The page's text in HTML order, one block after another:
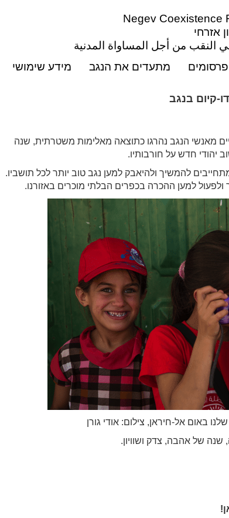
Negev Coexistence
אזרחי
النقب من أجل المساواة المدنية
מתעדים את הנגב מידע שימושי
מאנשי הנגב נהרגו כתוצאה מאלימות משטרתית, שנה
יהודי חדש על חורבותיו.
להמשיך ולהיאבק למען נגב טוב יותר לכל תושביו.
ולפעול למען ההכרה בכפרים הבלתי מוכרים באזורנו.
באום אל-חיראן, צילום: אודי גורן
שנה של אהבה, צדק ושוויון.